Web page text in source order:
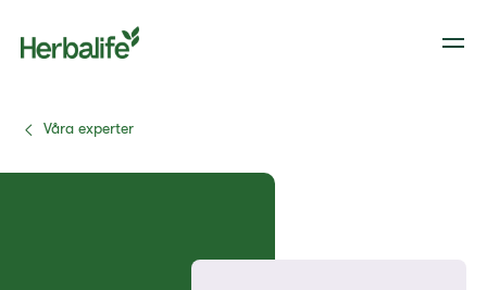
Våra experter